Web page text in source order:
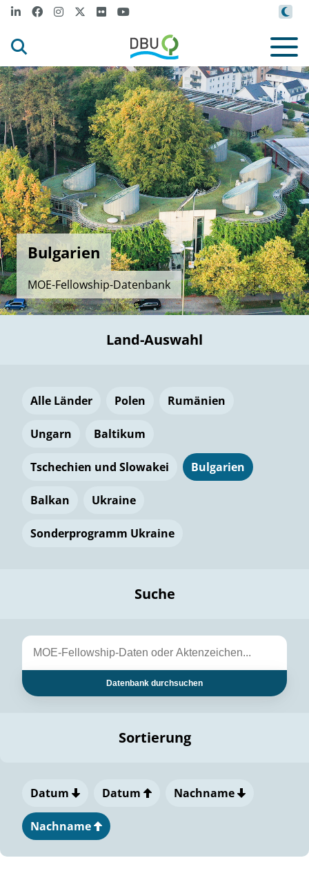
Bulgarien
MOE-Fellowship-Datenbank
Land-Auswahl
Alle Länder Polen Rumänien
Ungarn Baltikum
Tschechien und Slowakei Bulgarien
Balkan Ukraine
Sonderprogramm Ukraine
Suche
Datenbank durchsuchen
Sortierung
Datum Datum Nachname
Nachname